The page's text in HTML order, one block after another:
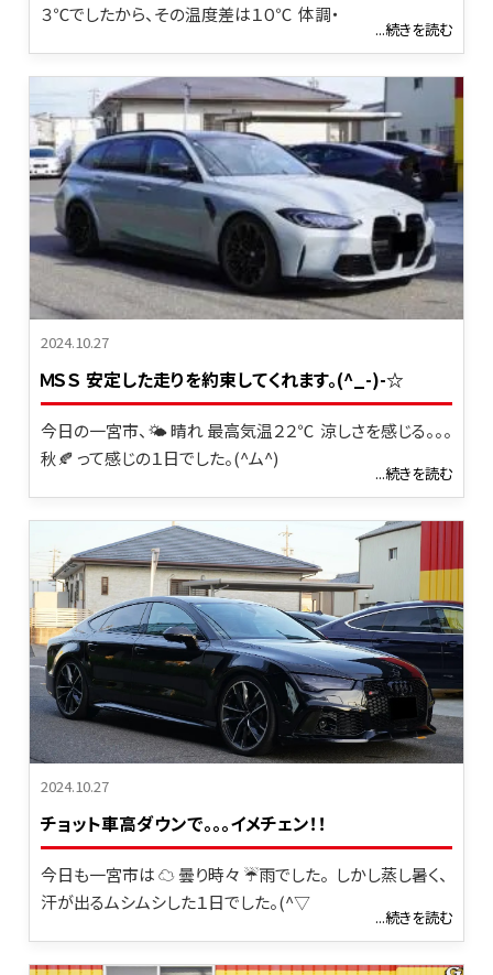
３℃でしたから、その温度差は１０℃ 体調・
...続きを読む
2024.10.27
ＭＳＳ 安定した走りを約束してくれます。(^_-)-☆
今日の一宮市、🌤 晴れ 最高気温２２℃ 涼しさを感じる。。。
秋🍂 って感じの１日でした。(^ム^)
...続きを読む
2024.10.27
チョット車高ダウンで｡｡｡イメチェン！！
今日も一宮市は ☁ 曇り時々 ☔雨でした。 しかし蒸し暑く、
汗が出るムシムシした１日でした。(^▽
...続きを読む